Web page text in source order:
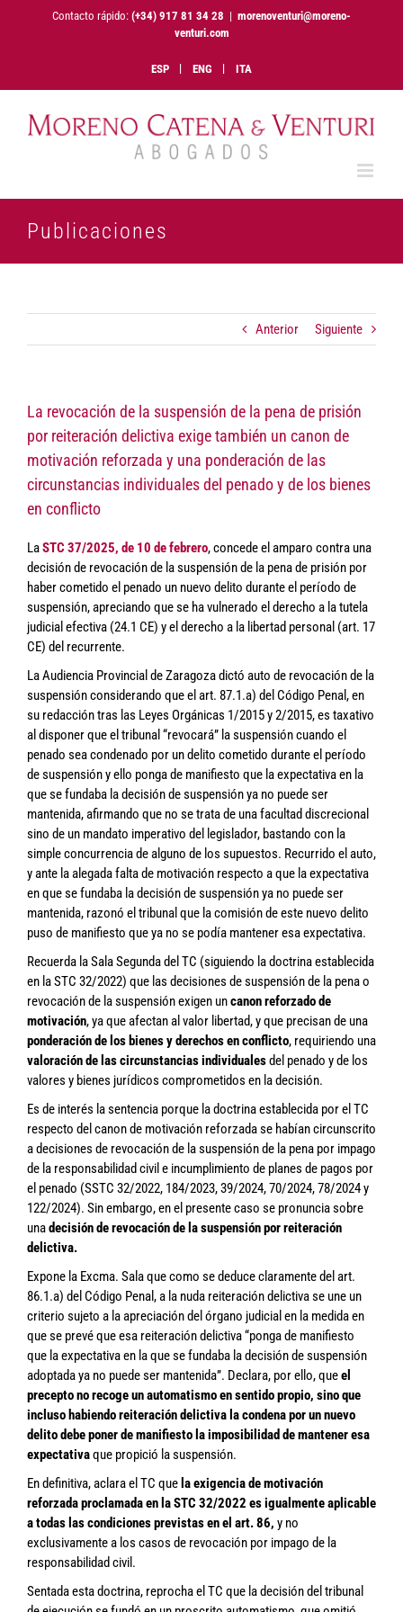
Contacto rápido: (+34) 917 81 34 28 | morenoventuri@moreno-
venturi.com
ESP ENG ITA
Publicaciones
Anterior Siguiente
La revocación de la suspensión de la pena de prisión
por reiteración delictiva exige también un canon de
motivación reforzada y una ponderación de las
circunstancias individuales del penado y de los bienes
en conflicto
LaSTC 37/2025, de 10 de febrero, concede el amparo contra una
decisión de revocación de la suspensión de la pena de prisión por
haber cometido el penado un nuevo delito durante el período de
suspensión, apreciando que se ha vulnerado el derecho a la tutela
judicial efectiva (24.1 CE) y el derecho a la libertad personal (art. 17
CE) del recurrente.
La Audiencia Provincial de Zaragoza dictó auto de revocación de la
suspensión considerando que el art. 87.1.a) del Código Penal, en
su redacción tras las Leyes Orgánicas 1/2015 y 2/2015, es taxativo
al disponer que el tribunal “revocará” la suspensión cuando el
penado sea condenado por un delito cometido durante el período
de suspensión y ello ponga de manifiesto que la expectativa en la
que se fundaba la decisión de suspensión ya no puede ser
mantenida, afirmando que no se trata de una facultad discrecional
sino de un mandato imperativo del legislador, bastando con la
simple concurrencia de alguno de los supuestos. Recurrido el auto,
y ante la alegada falta de motivación respecto a que la expectativa
en que se fundaba la decisión de suspensión ya no puede ser
mantenida, razonó el tribunal que la comisión de este nuevo delito
puso de manifiesto que ya no se podía mantener esa expectativa.
Recuerda la Sala Segunda del TC (siguiendo la doctrina establecida
en la STC 32/2022) que las decisiones de suspensión de la pena o
revocación de la suspensión exigen uncanon reforzado de
motivación, ya que afectan al valor libertad, y que precisan de una
ponderación de los bienes y derechos en conflicto, requiriendo una
valoración de las circunstancias individualesdel penado y de los
valores y bienes jurídicos comprometidos en la decisión.
Es de interés la sentencia porque la doctrina establecida por el TC
respecto del canon de motivación reforzada se habían circunscrito
a decisiones de revocación de la suspensión de la pena por impago
de la responsabilidad civil e incumplimiento de planes de pagos por
el penado (SSTC 32/2022, 184/2023, 39/2024, 70/2024, 78/2024 y
122/2024). Sin embargo, en el presente caso se pronuncia sobre
unadecisión de revocación de la suspensiónpor reiteración
delictiva.
Expone la Excma. Sala que como se deduce claramente del art.
86.1.a) del Código Penal, a la nuda reiteración delictiva se une un
criterio sujeto a la apreciación del órgano judicial en la medida en
que se prevé que esa reiteración delictiva “ponga de manifiesto
que la expectativa en la que se fundaba la decisión de suspensión
adoptada ya no puede ser mantenida”. Declara, por ello, queel
precepto no recoge un automatismo en sentido propio, sino que
incluso habiendo reiteración delictiva la condena por un nuevo
delito debe poner de manifiesto la imposibilidad de mantener esa
expectativaque propició la suspensión.
En definitiva, aclara el TC que la exigencia de motivación
reforzada proclamada en la STC 32/2022 es igualmente aplicable
a todas las condiciones previstas en el art. 86, y no
exclusivamente a los casos de revocación por impago de la
responsabilidad civil.
Sentada esta doctrina, reprocha el TC que la decisión del tribunal